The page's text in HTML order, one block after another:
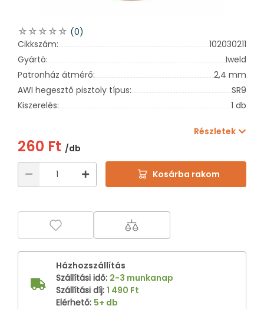
(0)
Cikkszám:
102030211
Gyártó:
Iweld
Patronház átmérő:
2,4 mm
AWI hegesztő pisztoly típus:
SR9
Kiszerelés:
1 db
Részletek
260 Ft /db
Kosárba rakom
Házhozszállítás
Szállítási idő: 2-3 munkanap
Szállítási díj: 1 490 Ft
Elérhető: 5+ db